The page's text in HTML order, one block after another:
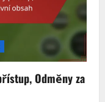
Odměny za